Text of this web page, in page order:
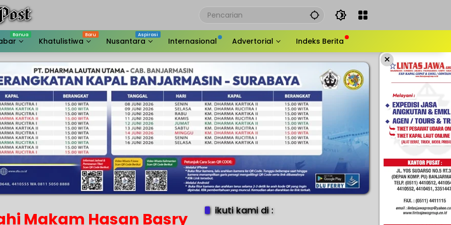
Khatulistiwa Nusantara Internasional Advertorial Indeks Berita
×
Makam Hasan Basry ikuti kami di :